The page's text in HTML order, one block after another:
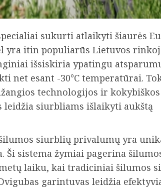
sukurti atlaikyti šiaurės
yra itin populiarūs Lietuvos
išsiskiria ypatingu
net esant -30°C temperatūrai.
technologijos ir kokybiškos
leidžia siurbliams išlaikyti aukštą
siurblių privalumų yra
sistema žymiai pagerina
laiku, kai tradiciniai šilumos
garintuvas leidžia